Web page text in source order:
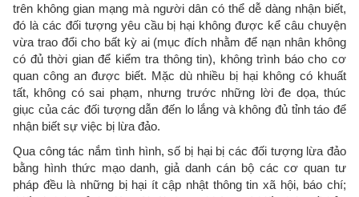
trên không gian mạng mà người dân có thể dễ dàng nhận biết,
đó là các đối tượng yêu cầu bị hại không được kể câu chuyện
vừa trao đổi cho bất kỳ ai (mục đích nhằm để nạn nhân không
có đủ thời gian để kiểm tra thông tin), không trình báo cho cơ
quan công an được biết. Mặc dù nhiều bị hại không có khuất
tất, không có sai phạm, nhưng trước những lời đe dọa, thúc
giục của các đối tượng dẫn đến lo lắng và không đủ tỉnh táo để
nhận biết sự việc bị lừa đảo.
Qua công tác nắm tình hình, số bị hại bị các đối tượng lừa đảo
bằng hình thức mạo danh, giả danh cán bộ các cơ quan tư
pháp đều là những bị hại ít cập nhật thông tin xã hội, báo chí;